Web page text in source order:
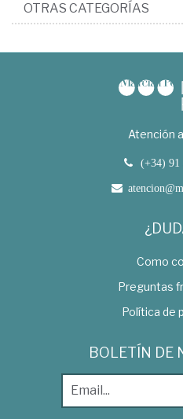
OTRAS CATEGORÍAS
Atención
(+34) 91
Como
Preguntas
Política de
BOLETÍN DE